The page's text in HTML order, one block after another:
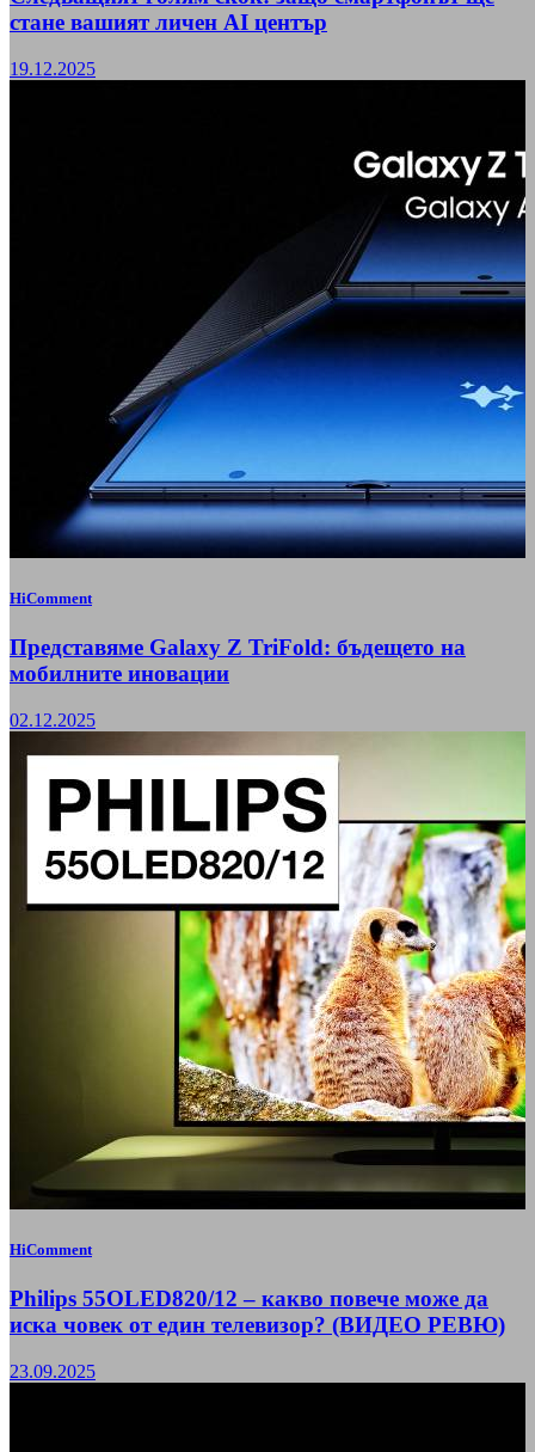
стане вашият личен AI център
19.12.2025
HiComment
Представяме Galaxy Z TriFold: бъдещето на
мобилните иновации
02.12.2025
HiComment
Philips 55OLED820/12 – какво повече може да
иска човек от един телевизор? (ВИДЕО РЕВЮ)
23.09.2025